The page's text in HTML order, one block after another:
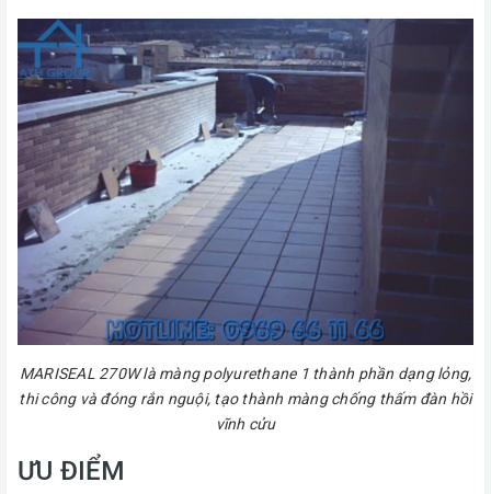
MARISEAL 270W là màng polyurethane 1 thành phần dạng lỏng,
thi công và đóng rắn nguội, tạo thành màng chống thấm đàn hồi
vĩnh cửu
ƯU ĐIỂM